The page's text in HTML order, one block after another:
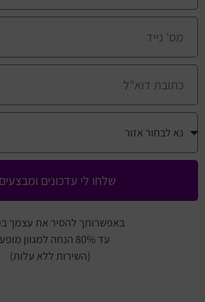
שלחו לי עדכונים ומבצעים
באפשרותך להסיר את עצמך
עד 80% הנחה למגוון מופעים
(השירות ללא עלות)